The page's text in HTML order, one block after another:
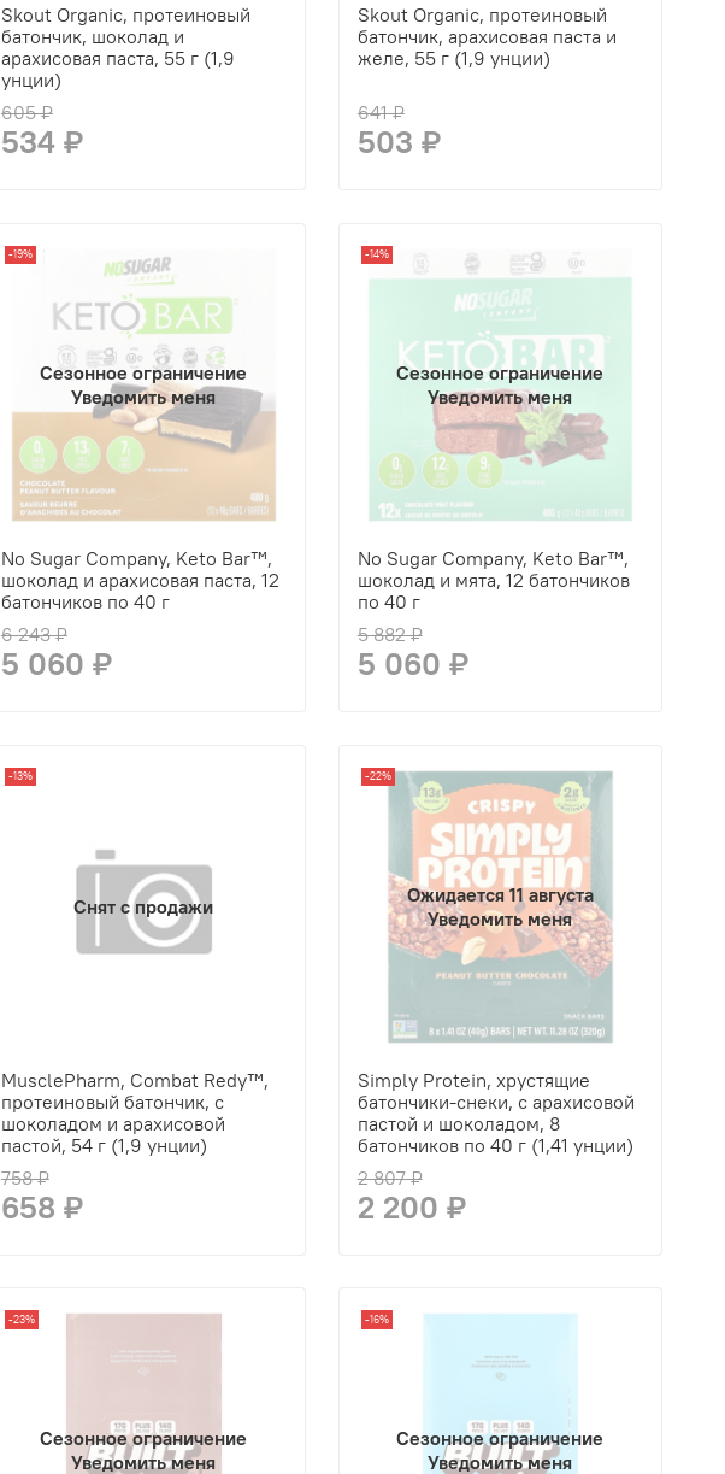
Skout Organic, протеиновый
батончик, шоколад и
арахисовая паста, 55 г (1,9
унции)
605 ₽
534 ₽
Skout Organic, протеиновый
батончик, арахисовая паста и
желе, 55 г (1,9 унции)
641 ₽
503 ₽
Сезонное ограничение
Уведомить меня
-19%
No Sugar Company, Keto Bar™,
шоколад и арахисовая паста, 12
батончиков по 40 г
6 243 ₽
5 060 ₽
Сезонное ограничение
Уведомить меня
-14%
No Sugar Company, Keto Bar™,
шоколад и мята, 12 батончиков
по 40 г
5 882 ₽
5 060 ₽
Снят с продажи
-13%
MusclePharm, Combat Redy™,
протеиновый батончик, с
шоколадом и арахисовой
пастой, 54 г (1,9 унции)
758 ₽
658 ₽
Ожидается 11 августа
Уведомить меня
-22%
Simply Protein, хрустящие
батончики-снеки, с арахисовой
пастой и шоколадом, 8
батончиков по 40 г (1,41 унции)
2 807 ₽
2 200 ₽
Сезонное ограничение
Уведомить меня
-23%
Сезонное ограничение
Уведомить меня
-16%